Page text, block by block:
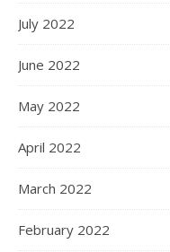
July 2022
June 2022
May 2022
April 2022
March 2022
February 2022